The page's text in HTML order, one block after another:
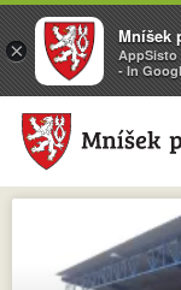
×
Mníšek
AppSisto
- In